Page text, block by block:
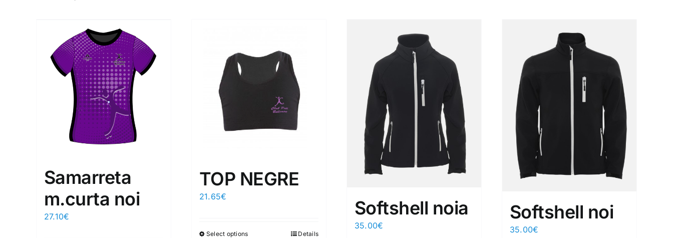
Samarreta
m.curta noi
27.10€
TOP NEGRE
21.65€
Select options Details
Softshell noia
35.00€
Softshell noi
35.00€